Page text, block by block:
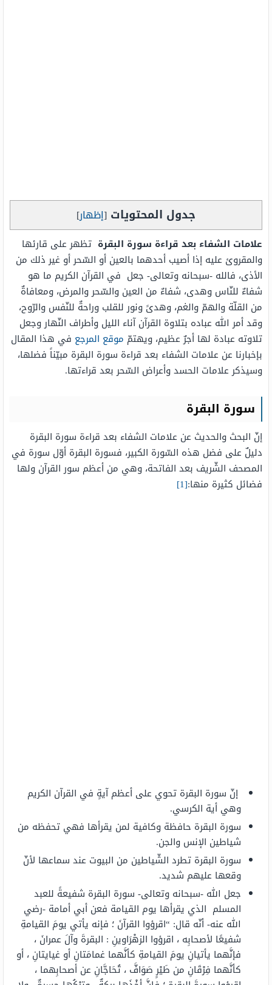
جدول المحتويات [إظهار]
علامات الشفاء بعد قراءة سورة البقرة تظهر على قارئها
والمقروئ عليه إذا أصيب أحدهما بالعين أو السّحر أو غير ذلك من
الأذى، فالله -سبحانه وتعالى- جعل في القرآن الكريم ما هو
شفاءٌ للنّاس وهدى، شفاءٌ من العين والسّحر والمرض، ومعافاةٌ
من القلّة والهمّ والغم، وهدىً ونور للقلب وراحةٌ للنّفس والرّوح،
وقد أمر الله عباده بتلاوة القرآن آناء الليل وأطراف النّهار وجعل
تلاوته عبادة لها أجرٌ عظيم، ويهتمّ موقع المرجع في هذا المقال
بإخبارنا عن علامات الشفاء بعد قراءة سورة البقرة مبيّناً فضلها،
وسيذكر علامات الحسد وأعراض السّحر بعد قراءتها.
سورة البقرة
إنّ البحث والحديث عن علامات الشفاء بعد قراءة سورة البقرة
دليلٌ على فضل هذه السّورة الكبير، فسورة البقرة أوّل سورة في
المصحف الشّريف بعد الفاتحة، وهي من أعظم سور القرآن ولها
فضائل كثيرة منها:[1]
إنّ سورة البقرة تحوي على أعظم آيةٍ في القرآن الكريم
وهي أية الكرسي.
سورة البقرة حافظة وكافية لمن يقرأها فهي تحفظه من
شياطين الإنس والجن.
سورة البقرة تطرد الشّياطين من البيوت عند سماعها لأنّ
وقعها عليهم شديد.
جعل الله -سبحانه وتعالى- سورة البقرة شفيعةً للعبد
المسلم الذي يقرأها يوم القيامة فعن أبي أمامة -رضي
الله عنه- أنّه قال: “اقرؤوا القرآنَ ؛ فإنه يأتي يومَ القيامةِ
شفيعًا لأصحابِه ، اقرؤوا الزهْرَاوينِ : البقرةَ وآلَ عمرانَ ،
فإنَّهما يأتيانِ يومَ القيامةِ كأنَّهما غمامَتانِ أو غيايتانِ ، أو
كأنَّهما فِرْقَانِ من طَيْرٍ صَوَافَّ ، تُحَاجَّانِ عن أصحابِهما ،